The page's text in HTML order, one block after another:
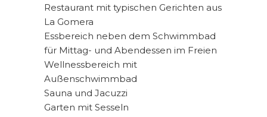
Restaurant mit typischen Gerichten aus
La Gomera
Essbereich neben dem Schwimmbad
für Mittag- und Abendessen im Freien
Wellnessbereich mit
Außenschwimmbad
Sauna und Jacuzzi
Garten mit Sesseln